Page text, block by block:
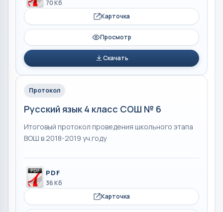
70 Кб
Карточка
Просмотр
Скачать
Протокол
Русский язык 4 класс СОШ № 6
Итоговый протокол проведения школьного этапа
ВОШ в 2018-2019 уч.году
PDF
36 Кб
Карточка